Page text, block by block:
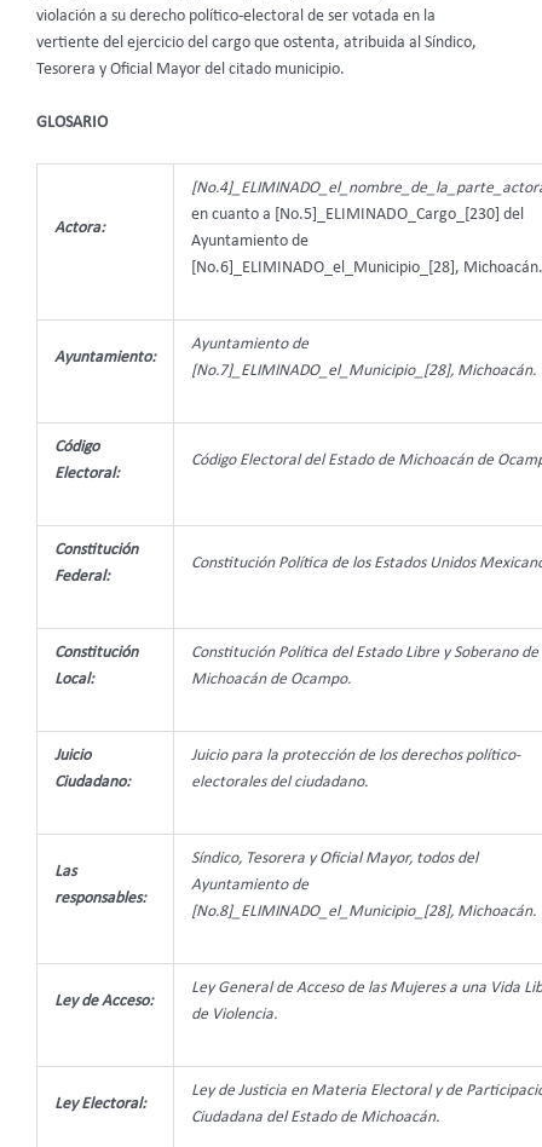
violación a su derecho político-electoral de ser votada en la
vertiente del ejercicio del cargo que ostenta, atribuida al Síndico,
Tesorera y Oficial Mayor del citado municipio.
GLOSARIO
Actora:
en cuanto a [No.5]_ELIMINADO_Cargo_[230] del
Ayuntamiento de
[No.6]_ELIMINADO_el_Municipio_[28], Michoacán.
Ayuntamiento:
Ayuntamiento de
[No.7]_ELIMINADO_el_Municipio_[28], Michoacán.
Código
Electoral:
Código Electoral del Estado de Michoacán de
Constitución
Federal:
Constitución Política de los Estados Unidos
Constitución
Local:
Constitución Política del Estado Libre y Soberano de
Michoacán de Ocampo.
Juicio
Ciudadano:
Juicio para la protección de los derechos político-
electorales del ciudadano.
Las
responsables:
Síndico, Tesorera y Oficial Mayor, todos del
Ayuntamiento de
[No.8]_ELIMINADO_el_Municipio_[28], Michoacán.
Ley de Acceso:
Ley General de Acceso de las Mujeres a una Vida
de Violencia.
Ley Electoral:
Ley de Justicia en Materia Electoral y de
Ciudadana del Estado de Michoacán.